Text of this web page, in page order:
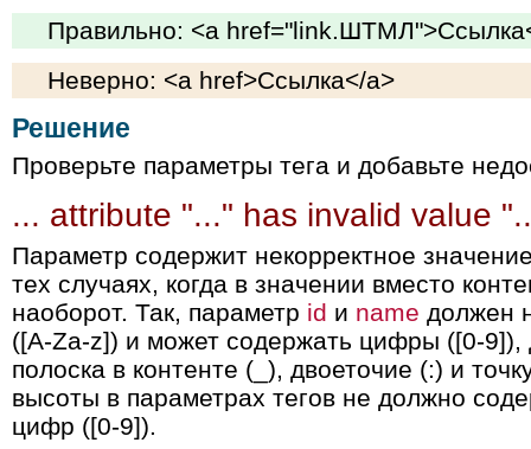
Правильно: <a
Неверно: <a href>Ссылка</a>
Решение
Проверьте параметры тега и добавьте
... attribute "..." has invalid value
Параметр содержит некорректное
тех случаях, когда в значении вместо
наоборот. Так, параметр id и name должен
([A-Za-z]) и может содержать цифры ([0-
полоска в контенте (_), двоеточие (:) и
высоты в параметрах тегов не должно
цифр ([0-9]).